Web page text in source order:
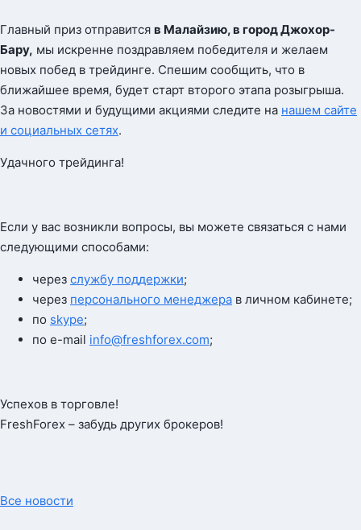
Главный приз отправится в Малайзию, в город Джохор-
Бару, мы искренне поздравляем победителя и желаем
новых побед в трейдинге. Спешим сообщить, что в
ближайшее время, будет старт второго этапа розыгрыша.
За новостями и будущими акциями следите на нашем сайте
и социальных сетях.
Удачного трейдинга!
Если у вас возникли вопросы, вы можете связаться с нами
следующими способами:
через службу поддержки;
через персонального менеджера в личном кабинете;
по skype;
по e-mail info@freshforex.com;
Успехов в торговле!
FreshForex – забудь других брокеров!
Все новости